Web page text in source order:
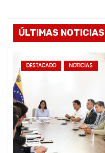
ÚLTIMAS NOTICIAS
DESTACADO NOTICIAS